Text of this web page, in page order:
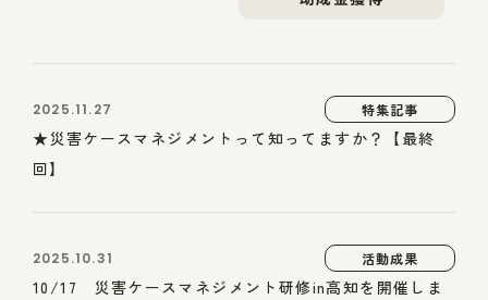
2025.11.27 特集記事
★災害ケースマネジメントって知ってますか？【最終
回】
2025.10.31 活動成果
10/17 災害ケースマネジメント研修in高知を開催しま